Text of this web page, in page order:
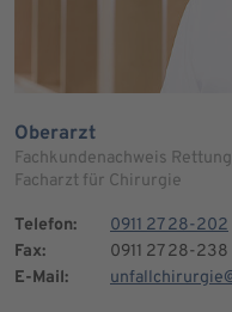
Oberarzt
Fachkundenachweis
Facharzt für Chirurgie
Telefon:
0911 27 28-202
Fax:
0911 27 28-238
E-Mail: